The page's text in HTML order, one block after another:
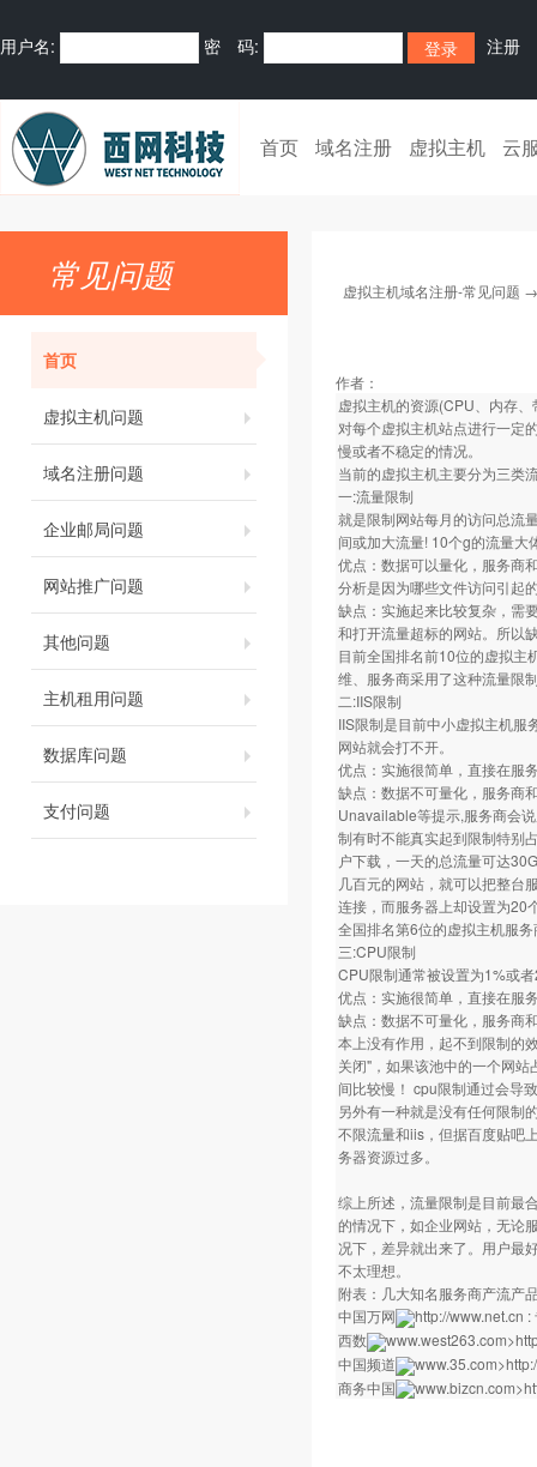
用户名: 密 码: 注册
首页 域名注册 虚拟主机 云
常见问题
首页
虚拟主机问题
域名注册问题
企业邮局问题
网站推广问题
其他问题
主机租用问题
数据库问题
支付问题
虚拟主机域名注册-常见问题
作者：
虚拟主机的资源(CPU、内存
对每个虚拟主机站点进行一定
慢或者不稳定的情况。
当前的虚拟主机主要分为三类
一:流量限制
就是限制网站每月的访问总流
间或加大流量! 10个g的流量
优点：数据可以量化，服务商
分析是因为哪些文件访问引起
缺点：实施起来比较复杂，需
和打开流量超标的网站。所以
目前全国排名前10位的虚拟主
维、服务商采用了这种流量限
二:IIS限制
IIS限制是目前中小虚拟主机服
网站就会打不开。
优点：实施很简单，直接在服
缺点：数据不可量化，服务商
Unavailable等提示,服务商会
制有时不能真实起到限制特别
户下载，一天的总流量可达
几百元的网站，就可以把整台
连接，而服务器上却设置为20
全国排名第6位的虚拟主机服
三:CPU限制
CPU限制通常被设置为1%或
优点：实施很简单，直接在服
缺点：数据不可量化，服务商
本上没有作用，起不到限制的
关闭"，如果该池中的一个网
间比较慢！ cpu限制通过会导
另外有一种就是没有任何限制
不限流量和iis，但据百度贴吧
务器资源过多。
综上所述，流量限制是目前最
的情况下，如企业网站，无论
况下，差异就出来了。用户最
不太理想。
附表：几大知名服务商产流产
中国万网
http://www.net.cn :
西数
www.west263.com
中国频道
www.35.com
商务中国
www.bizcn.com